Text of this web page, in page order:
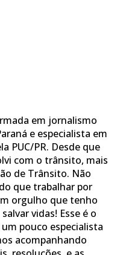
em jornalismo
e especialista em
PUC/PR. Desde que
com o trânsito, mais
de Trânsito. Não
que trabalhar por
orgulho que tenho
vidas! Esse é o
pouco especialista
acompanhando